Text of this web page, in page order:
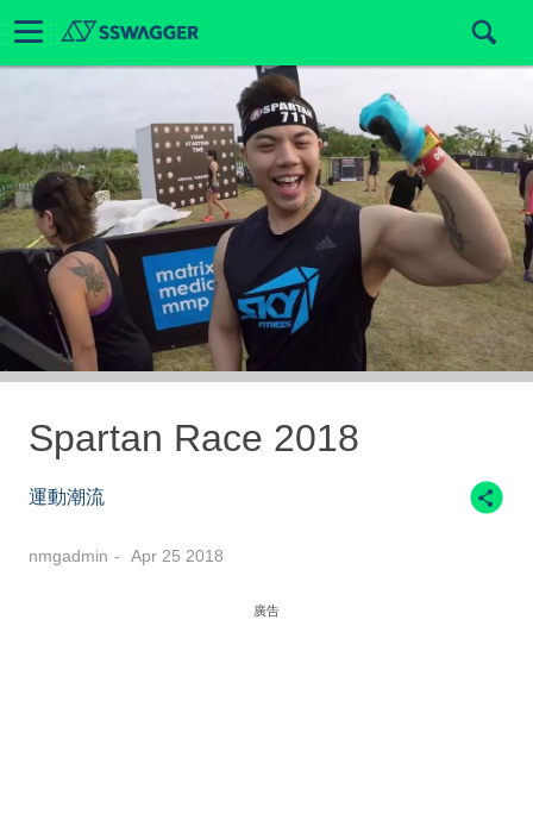
Spartan Race 2018
運動潮流
nmgadmin Apr 25 2018
廣告